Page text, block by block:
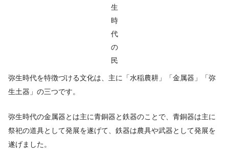
生
時
代
の
民
弥生時代を特徴づける文化は、主に「水稲農耕」「金属器」「弥
生土器」の三つです。
弥生時代の金属器とは主に青銅器と鉄器のことで、青銅器は主に
祭祀の道具として発展を遂げて、鉄器は農具や武器として発展を
遂げました。